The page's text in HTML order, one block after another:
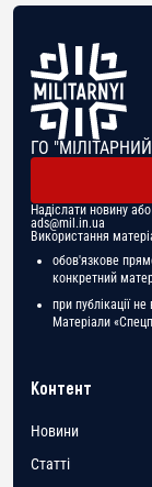
ГО
Надіслати новину
ads@mil.in.ua
Використання
обов'язкове
конкретний
при публікації
Матеріали
Контент
Новини
Статті